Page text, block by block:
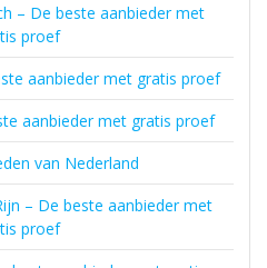
– De beste aanbieder met
proef
aanbieder met gratis proef
aanbieder met gratis proef
van Nederland
– De beste aanbieder met
proef